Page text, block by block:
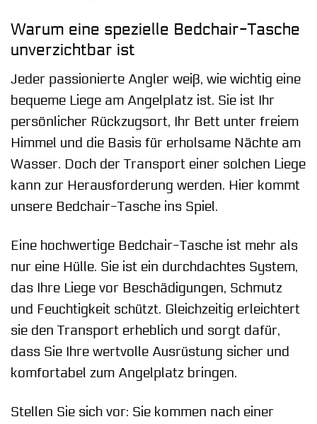
Warum eine spezielle Bedchair-Tasche
unverzichtbar ist
Jeder passionierte Angler weiß, wie wichtig eine
bequeme Liege am Angelplatz ist. Sie ist Ihr
persönlicher Rückzugsort, Ihr Bett unter freiem
Himmel und die Basis für erholsame Nächte am
Wasser. Doch der Transport einer solchen Liege
kann zur Herausforderung werden. Hier kommt
unsere Bedchair-Tasche ins Spiel.
Eine hochwertige Bedchair-Tasche ist mehr als
nur eine Hülle. Sie ist ein durchdachtes System,
das Ihre Liege vor Beschädigungen, Schmutz
und Feuchtigkeit schützt. Gleichzeitig erleichtert
sie den Transport erheblich und sorgt dafür,
dass Sie Ihre wertvolle Ausrüstung sicher und
komfortabel zum Angelplatz bringen.
Stellen Sie sich vor: Sie kommen nach einer